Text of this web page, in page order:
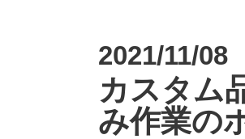
2021/11/08
カスタム
み作業の